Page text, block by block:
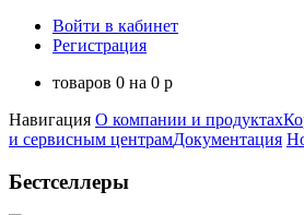
Войти в кабинет
Регистрация
товаров 0 на 0 p
Навигация О компании и продуктах
и сервисным центрамДокументация
Бестселлеры